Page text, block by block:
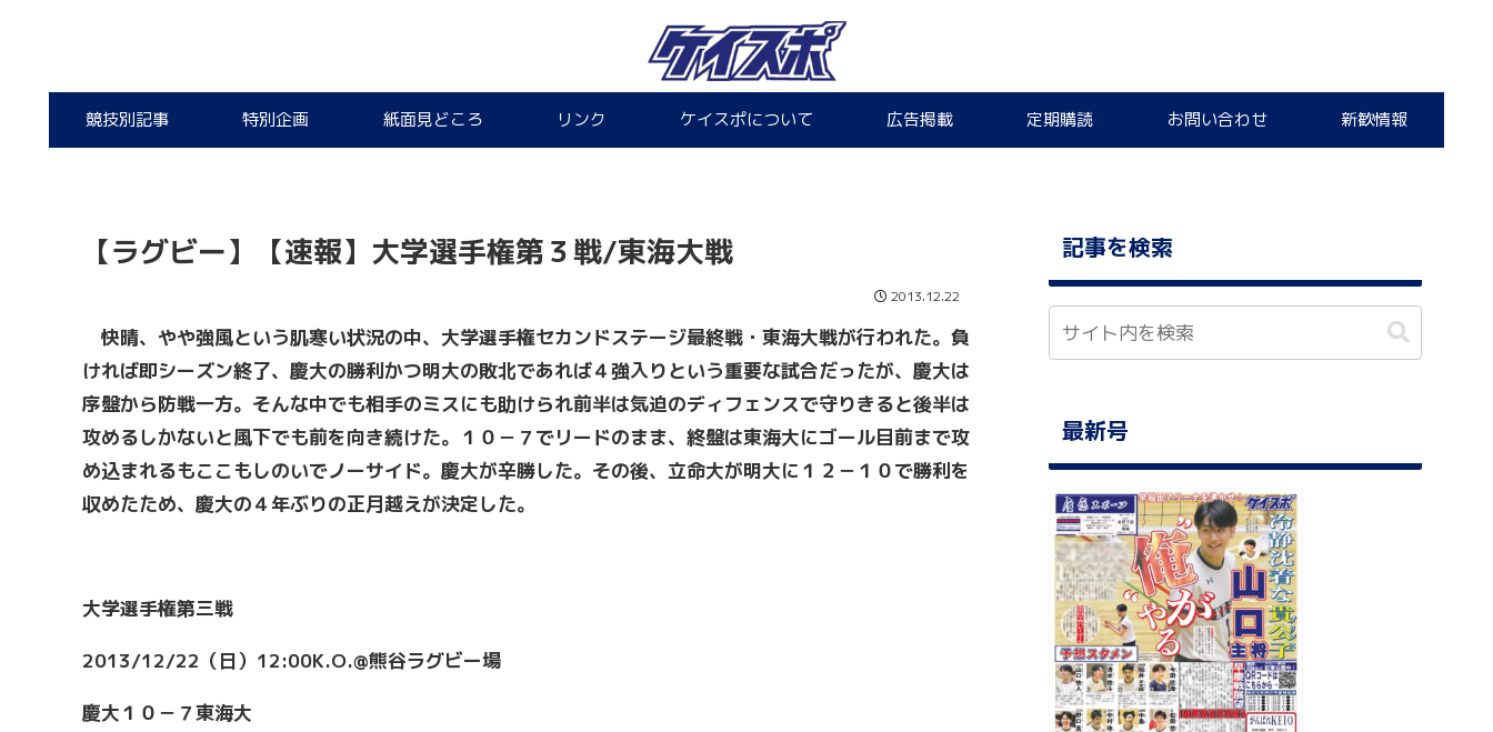
競技別記事 特別企画 紙面見どころ リンク ケイスポについて 広告掲載 定期購読 お問い合わせ 新歓情報
【ラグビー】【速報】大学選手権第３戦/東海大戦
2013.12.22
快晴、やや強風という肌寒い状況の中、大学選手権セカンドステージ最終戦・東海大戦が行われた。負
ければ即シーズン終了、慶大の勝利かつ明大の敗北であれば４強入りという重要な試合だったが、慶大は
序盤から防戦一方。そんな中でも相手のミスにも助けられ前半は気迫のディフェンスで守りきると後半は
攻めるしかないと風下でも前を向き続けた。１０－７でリードのまま、終盤は東海大にゴール目前まで攻
め込まれるもここもしのいでノーサイド。慶大が辛勝した。その後、立命大が明大に１２－１０で勝利を
収めたため、慶大の４年ぶりの正月越えが決定した。
大学選手権第三戦
2013/12/22 （日）12:00K.O.@熊谷ラグビー場
慶大１０－７東海大
記事を検索
最新号